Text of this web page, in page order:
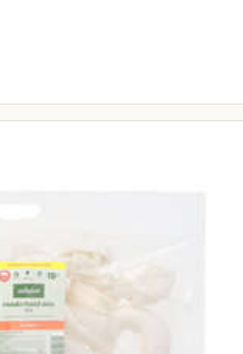
prijs € 39,95